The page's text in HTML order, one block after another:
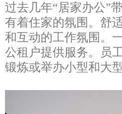
过去几年“居家办公”
有着住家的氛围。舒
和互动的工作氛围。
公租户提供服务。员
锻炼或举办小型和大